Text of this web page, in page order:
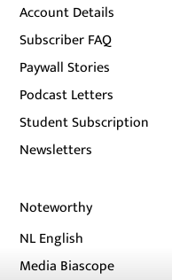
Account Details
Subscriber FAQ
Paywall Stories
Podcast Letters
Student Subscription
Newsletters
Noteworthy
NL English
Media Biascope